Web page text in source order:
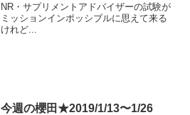
NR・サプリメントアドバイザーの試験が
ミッションインポッシブルに思えて来る
けれど...
今週の櫻田★2019/1/13〜1/26